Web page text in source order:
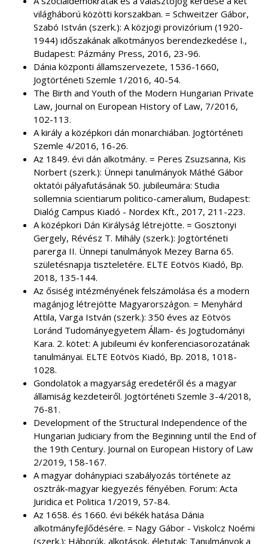
világháború közötti korszakban. = Schweitzer Gábor,
Szabó István (szerk.): A közjogi provizórium (1920-
1944) időszakának alkotmányos berendezkedése I.,
Budapest: Pázmány Press, 2016, 23-96.
Dánia központi államszervezete, 1536-1660,
Jogtörténeti Szemle 1/2016, 40-54.
The Birth and Youth of the Modern Hungarian Private
Law, Journal on European History of Law, 7/2016,
102-113.
A király a középkori dán monarchiában. Jogtörténeti
Szemle 4/2016, 16-26.
Az 1849. évi dán alkotmány. = Peres Zsuzsanna, Kis
Norbert (szerk.): Ünnepi tanulmányok Máthé Gábor
oktatói pályafutásának 50. jubileumára: Studia
sollemnia scientiarum politico-cameralium, Budapest:
Dialóg Campus Kiadó - Nordex Kft., 2017, 211-223.
A középkori Dán Királyság létrejötte. = Gosztonyi
Gergely, Révész T. Mihály (szerk.): Jogtörténeti
parerga II. Ünnepi tanulmányok Mezey Barna 65.
születésnapja tiszteletére. ELTE Eötvös Kiadó, Bp.
2018, 135-144.
Az ősiség intézményének felszámolása és a modern
magánjog létrejötte Magyarországon. = Menyhárd
Attila, Varga István (szerk.): 350 éves az Eötvös
Loránd Tudományegyetem Állam- és Jogtudományi
Kara. 2. kötet: A jubileumi év konferenciasorozatának
tanulmányai. ELTE Eötvös Kiadó, Bp. 2018, 1018-
1028.
Gondolatok a magyarság eredetéről és a magyar
államiság kezdeteiről. Jogtörténeti Szemle 3-4/2018,
76-81.
Development of the Structural Independence of the
Hungarian Judiciary from the Beginning until the End of
the 19th Century. Journal on European History of Law
2/2019, 158-167.
A magyar dohánypiaci szabályozás története az
osztrák-magyar kiegyezés fényében. Forum: Acta
Juridica et Politica 1/2019, 57-84.
Az 1658. és 1660. évi békék hatása Dánia
alkotmányfejlődésére. = Nagy Gábor - Viskolcz Noémi
(szerk.): Háborúk, alkotások, életutak: Tanulmányok a